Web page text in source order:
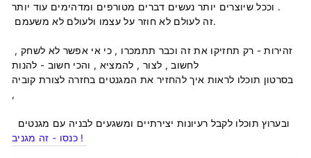
וככל שיוצרים יותר נעשים דברים מטורפים ומדהימים עוד יותר .
זה לעולם לא חוזר על עצמו ולעולם לא משעמם.
לחשוב , לצור , להמציא , והכי חשוב - להנות
בסרטון תוכלו לראות איך להחזיר את המגנטים בחזרה לצורת קוביה
,
ובערוץ תוכלו לקבל רעיונות יצירתיים ומשגעים לבניה עם מגנטים
כנסו - זה מגניב !